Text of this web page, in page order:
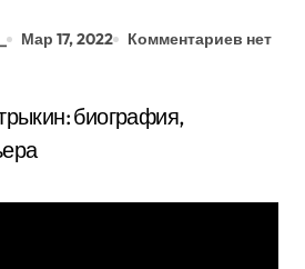
Мар 17, 2022 Комментариев нет